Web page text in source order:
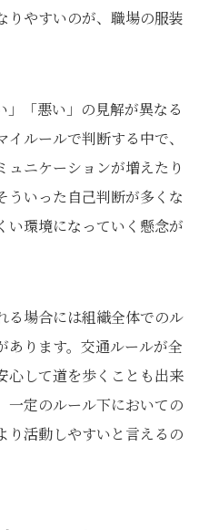
りやすいのが、職場の服装
「悪い」の見解が異なる
ルールで判断する中で、
ニケーションが増えたり
ういった自己判断が多くな
い環境になっていく懸念が
る場合には組織全体でのル
あります。交通ルールが全
心して道を歩くことも出来
一定のルール下においての
り活動しやすいと言えるの